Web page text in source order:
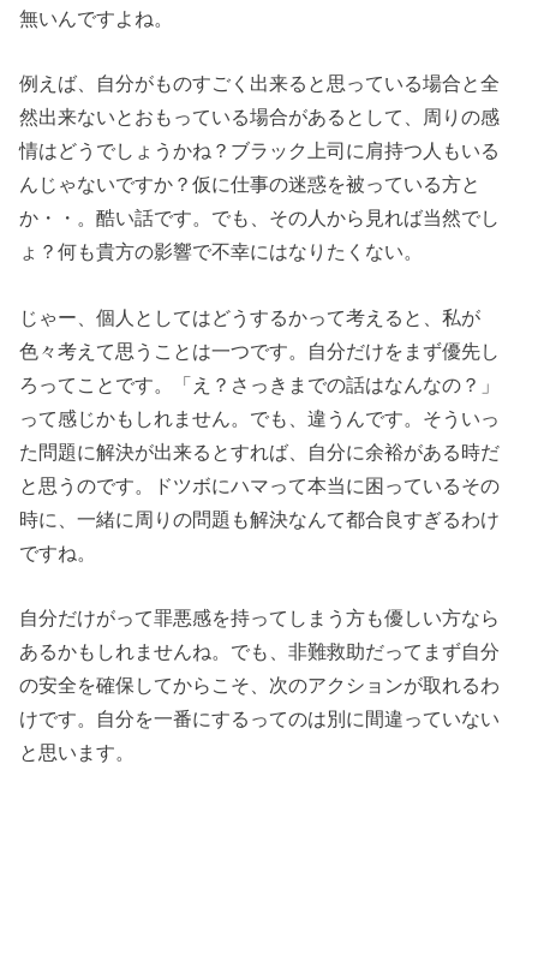
無いんですよね。
例えば、自分がものすごく出来ると思っている場合と全
然出来ないとおもっている場合があるとして、周りの感
情はどうでしょうかね？ブラック上司に肩持つ人もいる
んじゃないですか？仮に仕事の迷惑を被っている方と
か・・。酷い話です。でも、その人から見れば当然でし
ょ？何も貴方の影響で不幸にはなりたくない。
じゃー、個人としてはどうするかって考えると、私が
色々考えて思うことは一つです。自分だけをまず優先し
ろってことです。「え？さっきまでの話はなんなの？」
って感じかもしれません。でも、違うんです。そういっ
た問題に解決が出来るとすれば、自分に余裕がある時だ
と思うのです。ドツボにハマって本当に困っているその
時に、一緒に周りの問題も解決なんて都合良すぎるわけ
ですね。
自分だけがって罪悪感を持ってしまう方も優しい方なら
あるかもしれませんね。でも、非難救助だってまず自分
の安全を確保してからこそ、次のアクションが取れるわ
けです。自分を一番にするってのは別に間違っていない
と思います。